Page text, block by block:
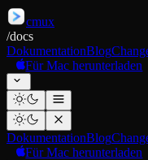
cmux
/docs
DokumentationBlog
Für Mac herunterladen
DokumentationBlog
Für Mac herunterladen